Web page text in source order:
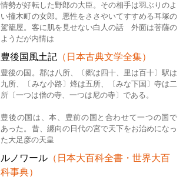
情勢が好転した野郎の大臣。その相手は羽ぶりのよ
い撞木町の女郎。悪性をささやいてすすめる耳塚の
駕籠屋。客に肌を見せない白人の話 外面は菩薩の
ようだが内情は
豊後国風土記 （日本古典文学全集）
豊後の国。郡は八所、〔郷は四十、里は百十〕駅は
九所、〔みな小路〕烽は五所、〔みな下国〕寺は二
所〔一つは僧の寺、一つは尼の寺〕である。
豊後の国は、本、豊前の国と合わせて一つの国で
あった。昔、纏向の日代の宮で天下をお治めになっ
た大足彦の天皇
ルノワール （日本大百科全書・世界大百
科事典）